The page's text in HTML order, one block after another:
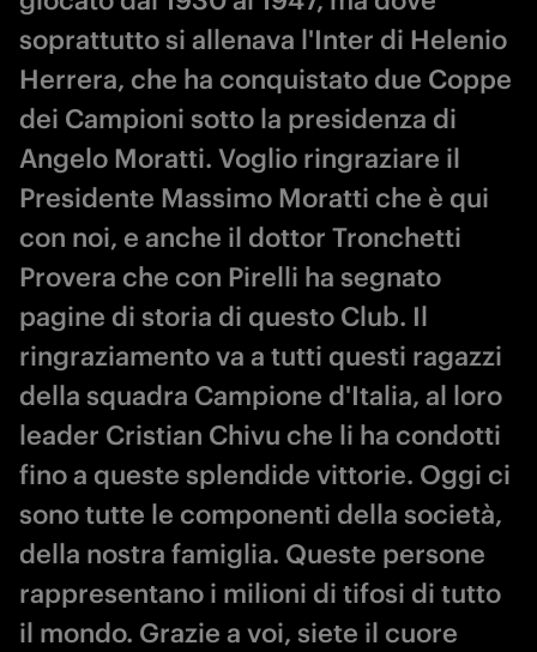
soprattutto si allenava l'Inter di Helenio
Herrera, che ha conquistato due Coppe
dei Campioni sotto la presidenza di
Angelo Moratti. Voglio ringraziare il
Presidente Massimo Moratti che è qui
con noi, e anche il dottor Tronchetti
Provera che con Pirelli ha segnato
pagine di storia di questo Club. Il
ringraziamento va a tutti questi ragazzi
della squadra Campione d'Italia, al loro
leader Cristian Chivu che li ha condotti
fino a queste splendide vittorie. Oggi ci
sono tutte le componenti della società,
della nostra famiglia. Queste persone
rappresentano i milioni di tifosi di tutto
il mondo. Grazie a voi, siete il cuore